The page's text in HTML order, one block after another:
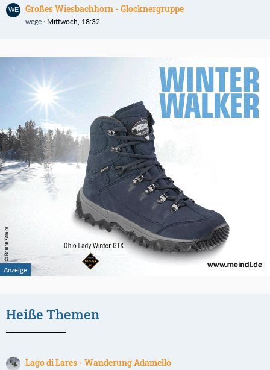
Großes Wiesbachhorn - Glocknergruppe
wege Mittwoch, 18:32
Heiße Themen
Lago di Lares - Wanderung Adamello